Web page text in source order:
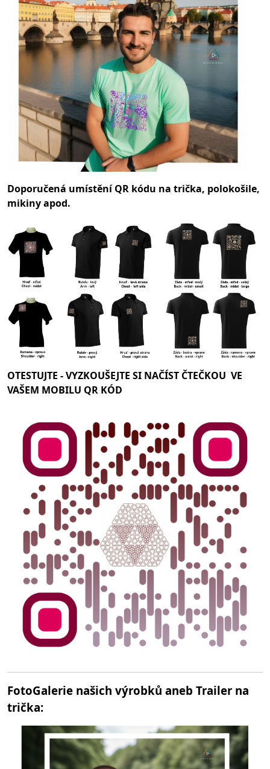
Doporučená umístění QR kódu na trička, polokošile,
mikiny apod.
OTESTUJTE -VYZKOUŠEJTE SI NAČÍST ČTEČKOU VE
VAŠEM MOBILU QR KÓD
FotoGalerie našich výrobků aneb Trailer na
trička: